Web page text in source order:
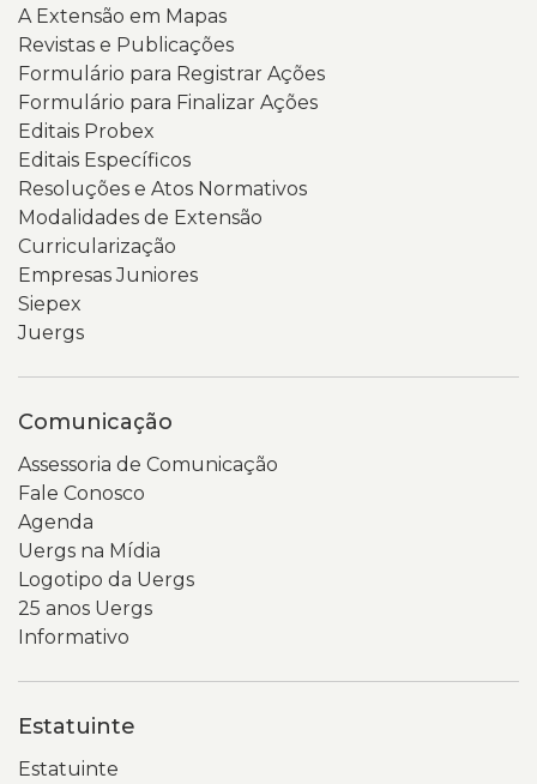
A Extensão em Mapas
Revistas e Publicações
Formulário para Registrar Ações
Formulário para Finalizar Ações
Editais Probex
Editais Específicos
Resoluções e Atos Normativos
Modalidades de Extensão
Curricularização
Empresas Juniores
Siepex
Juergs
Comunicação
Assessoria de Comunicação
Fale Conosco
Agenda
Uergs na Mídia
Logotipo da Uergs
25 anos Uergs
Informativo
Estatuinte
Estatuinte